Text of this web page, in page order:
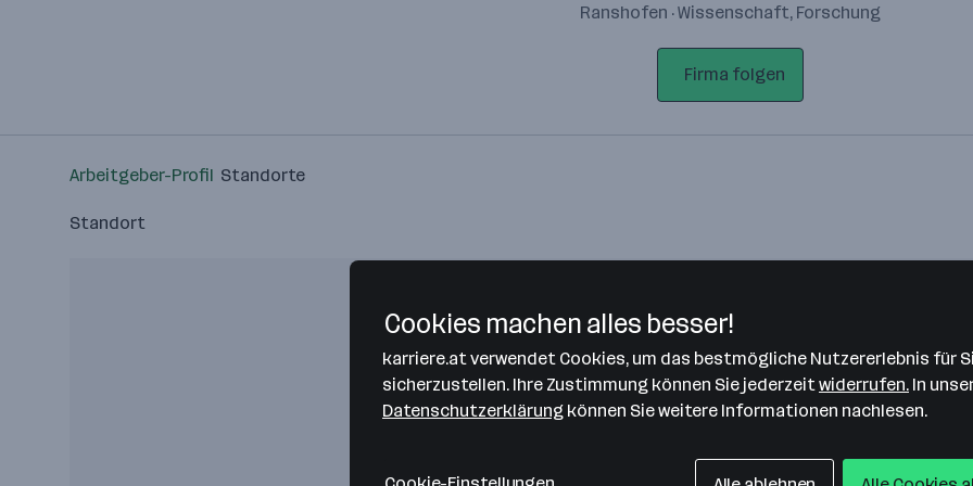
Ranshofen · Wissenschaft, Forschung
Firma folgen
Arbeitgeber-Profil Standorte
Standort
Bitte stimme unseren Cookie-
Richtlinien zu, um diese Karte
anzuzeigen.
Zustimmung geben
Cookies machen alles besser!
karriere.at verwendet Cookies, um das bestmögliche Nutzererlebnis für
sicherzustellen. Ihre Zustimmung können Sie jederzeit widerrufen. In
Datenschutzerklärung können Sie weitere Informationen nachlesen.